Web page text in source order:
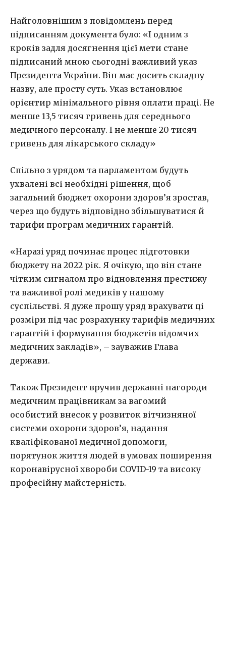
Найголовнішим з повідомлень перед
підписанням документа було: «І одним з
кроків задля досягнення цієї мети стане
підписаний мною сьогодні важливий указ
Президента України. Він має досить складну
назву, але просту суть. Указ встановлює
орієнтир мінімального рівня оплати праці. Не
менше 13,5 тисяч гривень для середнього
медичного персоналу. І не менше 20 тисяч
гривень для лікарського складу»
Спільно з урядом та парламентом будуть
ухвалені всі необхідні рішення, щоб
загальний бюджет охорони здоров’я зростав,
через що будуть відповідно збільшуватися й
тарифи програм медичних гарантій.
«Наразі уряд починає процес підготовки
бюджету на 2022 рік. Я очікую, що він стане
чітким сигналом про відновлення престижу
та важливої ролі медиків у нашому
суспільстві. Я дуже прошу уряд врахувати ці
розміри під час розрахунку тарифів медичних
гарантій і формування бюджетів відомчих
медичних закладів», – зауважив Глава
держави.
Також Президент вручив державні нагороди
медичним працівникам за вагомий
особистий внесок у розвиток вітчизняної
системи охорони здоров’я, надання
кваліфікованої медичної допомоги,
порятунок життя людей в умовах поширення
коронавірусної хвороби COVID-19 та високу
професійну майстерність.